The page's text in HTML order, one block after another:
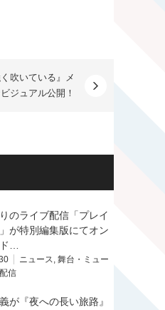
吹いている』メ
ジュアル公開！
のライブ配信「プレイ
が特別編集版にてオン
…
ニュース, 舞台・ミュー
配信
が『夜への長い旅路』